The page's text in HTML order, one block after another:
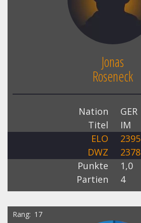
Jonas
Roseneck
Nation
GER
Titel
IM
ELO
2395
DWZ
2378
Punkte
1,0
Partien
4
Rang 17